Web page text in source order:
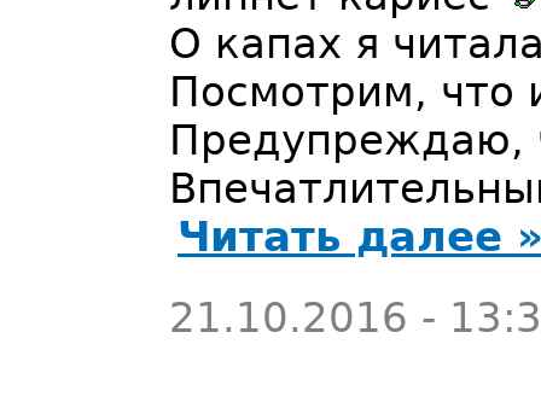
О капах я
Посмотрим, что
Предупреждаю,
Читать далее
21.10.2016 -